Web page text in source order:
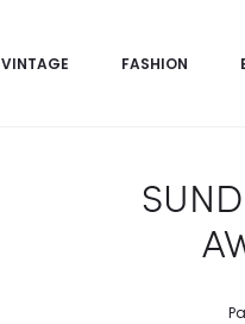
VINTAGE FASHION